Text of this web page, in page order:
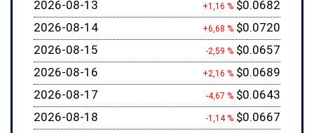
2026-08-13
+1,16 % $0.0682
2026-08-14
+6,68 % $0.0720
2026-08-15
-2,59 % $0.0657
2026-08-16
+2,16 % $0.0689
2026-08-17
-4,67 % $0.0643
2026-08-18
-1,14 % $0.0667